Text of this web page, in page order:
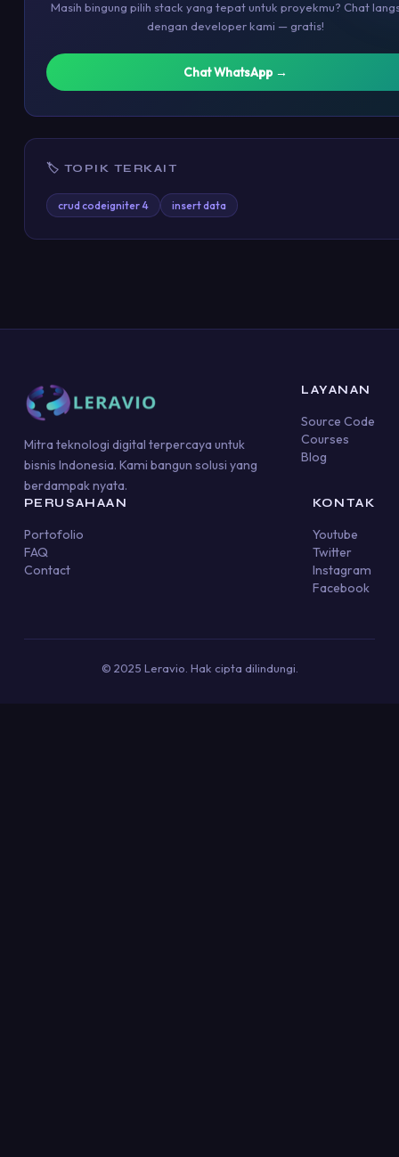
Masih bingung pilih stack yang tepat untuk proyekmu? Chat
dengan developer kami — gratis!
Chat WhatsApp →
🏷 TOPIK TERKAIT
crud codeigniter 4 insert data
Mitra teknologi digital terpercaya untuk
bisnis Indonesia. Kami bangun solusi yang
berdampak nyata.
LAYANAN
Source Code
Courses
Blog
PERUSAHAAN
Portofolio
FAQ
Contact
KONTAK
Youtube
Twitter
Instagram
Facebook
© 2025 Leravio. Hak cipta dilindungi.